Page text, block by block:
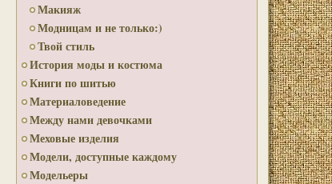
Макияж
Модницам и не только:)
Твой стиль
История моды и костюма
Книги по шитью
Материаловедение
Между нами девочками
Меховые изделия
Модели, доступные каждому
Модельеры